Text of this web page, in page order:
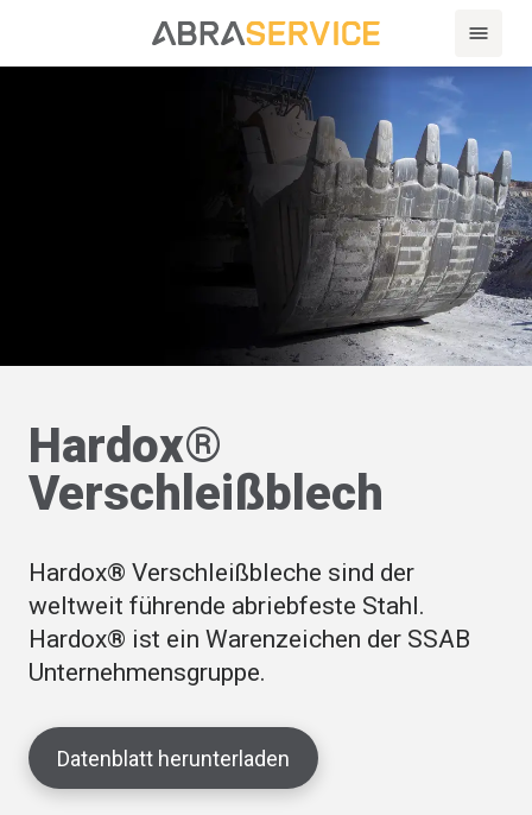
Hardox®
Verschleißblech
Hardox® Verschleißbleche sind der
weltweit führende abriebfeste Stahl.
Hardox® ist ein Warenzeichen der SSAB
Unternehmensgruppe.
Datenblatt herunterladen